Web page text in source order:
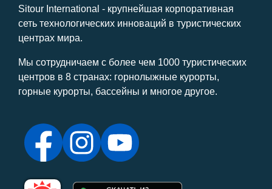
Sitour International - крупнейшая корпоративная
сеть технологических инноваций в туристических
центрах мира.
Мы сотрудничаем с более чем 1000 туристических
центров в 8 странах: горнолыжные курорты,
горные курорты, бассейны и многое другое.